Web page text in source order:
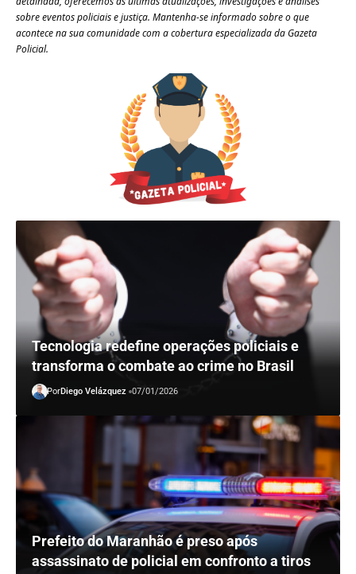
sobre eventos policiais e justiça. Mantenha-se informado sobre o que
acontece na sua comunidade com a cobertura especializada da Gazeta
Policial.
Tecnologia redefine operações policiais e
transforma o combate ao crime no Brasil
PorDiego Velázquez 07/01/2026
Prefeito do Maranhão é preso após
assassinato de policial em confronto a tiros